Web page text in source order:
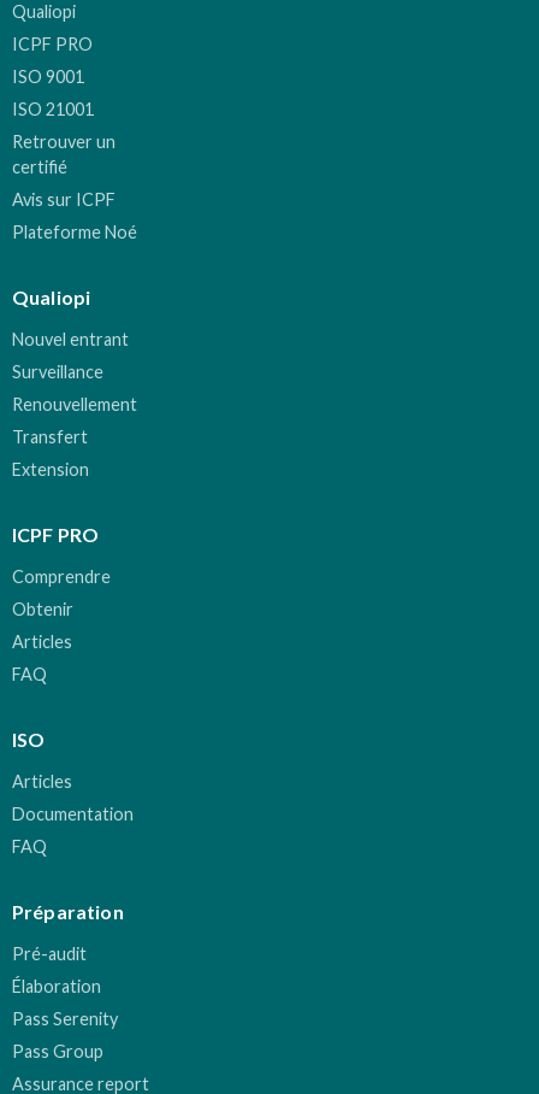
Qualiopi
ICPF PRO
ISO 9001
ISO 21001
Retrouver un
certifié
Avis sur ICPF
Plateforme Noé
Qualiopi
Nouvel entrant
Surveillance
Renouvellement
Transfert
Extension
ICPF PRO
Comprendre
Obtenir
Articles
FAQ
ISO
Articles
Documentation
FAQ
Préparation
Pré-audit
Élaboration
Pass Serenity
Pass Group
Assurance report